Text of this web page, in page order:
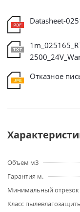
Datasheet-
Отказное
Объем м3
Гарантия м.
Минимальный отрезок
Класс